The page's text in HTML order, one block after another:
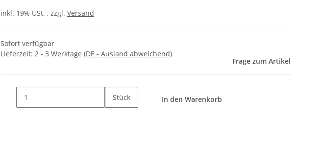
inkl. 19% USt. , zzgl. Versand
Sofort verfügbar
Lieferzeit: 2 - 3 Werktage (DE - Ausland abweichend)
Frage zum Artikel
Stück In den Warenkorb